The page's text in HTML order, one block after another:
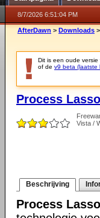
8/7/2026 6:51:04 PM
AfterDawn > Downloads >
Dit is een oude
of de v9 beta (laatste
Process
Vista /
Beschrijving
Process Lasso